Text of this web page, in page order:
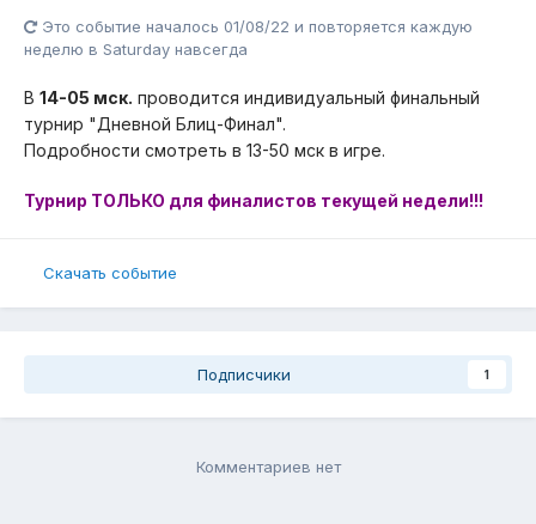
Это событие началось 01/08/22 и повторяется каждую
неделю в Saturday навсегда
В 14-05 мск. проводится индивидуальный финальный
турнир "Дневной Блиц-Финал".
Подробности смотреть в 13-50 мск в игре.
Турнир ТОЛЬКО для финалистов текущей недели!!!
Скачать событие
Подписчики 1
Комментариев нет